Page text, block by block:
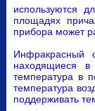
используются
площадях
прибора может
Инфракрасный
находящиеся
температура в
температура
поддерживать